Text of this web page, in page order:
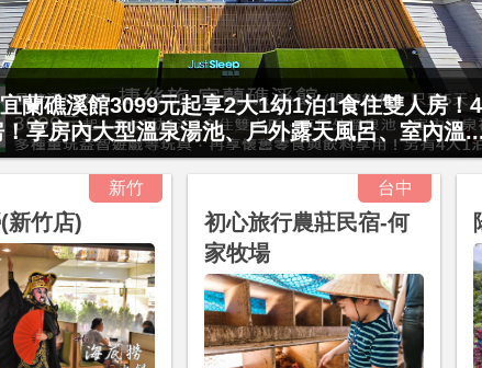
化村門票2張(總價值1100元*2)！4099元享日月
公分以下)1泊1食升等住簡約家庭房或...
新竹
新竹店)
台中
初心旅行農莊民宿-何
家牧場